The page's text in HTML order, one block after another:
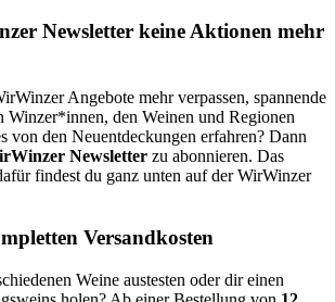
Newsletter keine Aktionen mehr
Angebote mehr verpassen, spannende
Winzer*innen, den Weinen und Regionen
von den Neuentdeckungen erfahren? Dann
Newsletter zu abonnieren. Das
findest du ganz unten auf der WirWinzer
Versandkosten
Weine austesten oder dir einen